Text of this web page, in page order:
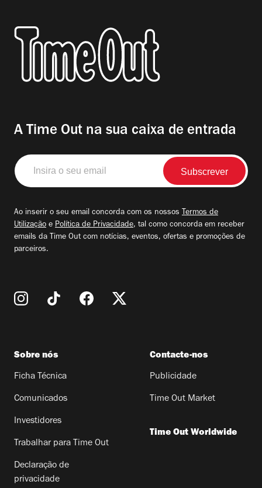
A Time Out na sua caixa de entrada
Insira
o
seu
Ao inserir o seu email concorda com os nossos Termos de
Utilização e Política de Privacidade, tal como concorda em receber
emails da Time Out com notícias, eventos, ofertas e promoções de
parceiros.
Sobre nós
Ficha Técnica
Comunicados
Investidores
Trabalhar para Time Out
Declaração de
privacidade
Contacte-nos
Publicidade
Time Out Market
Time Out Worldwide